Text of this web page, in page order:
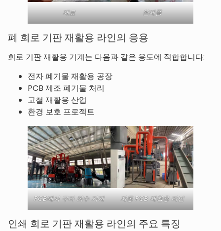
재료 완제품
폐 회로 기판 재활용 라인의 응용
회로 기판 재활용 기계는 다음과 같은 용도에 적합합니다:
전자 폐기물 재활용 공장
PCB 제조 폐기물 처리
고철 재활용 산업
환경 보호 프로젝트
PCB에서 구리 회수 기계 자동 PCB 재활용 라인
인쇄 회로 기판 재활용 라인의 주요 특징